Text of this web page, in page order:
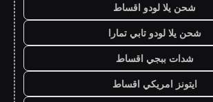
شحن يلا لودو اقساط
شحن يلا لودو تابي تمارا
شدات ببجي اقساط
ايتونز امريكي اقساط